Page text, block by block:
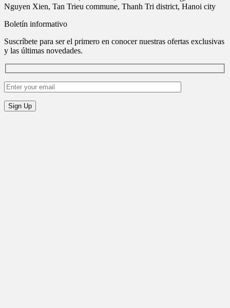
Nguyen Xien, Tan Trieu commune, Thanh Tri district, Hanoi city
Boletín informativo
Suscríbete para ser el primero en conocer nuestras ofertas exclusivas
y las últimas novedades.